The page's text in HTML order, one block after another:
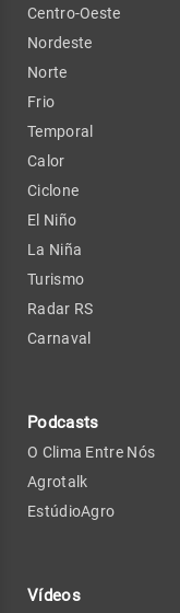
Centro-Oeste
Nordeste
Norte
Frio
Temporal
Calor
Ciclone
El Niño
La Niña
Turismo
Radar RS
Carnaval
Podcasts
O Clima Entre Nós
Agrotalk
EstúdioAgro
Vídeos